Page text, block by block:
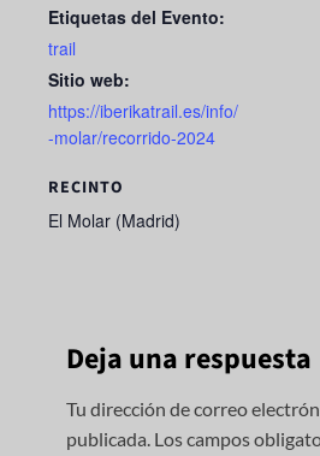
Etiquetas del Evento:
trail
Sitio web:
https://iberikatrail.es/info/
-molar/recorrido-2024
RECINTO
El Molar (Madrid)
Deja una respuesta
Tu dirección de correo
publicada. Los campos